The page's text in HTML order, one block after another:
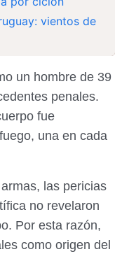
vientos de
un hombre de 39
penales.
fue
una en cada
las pericias
no revelaron
Por esta razón,
como origen del